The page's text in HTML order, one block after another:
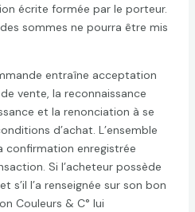
écrite formée par le porteur.
sommes ne pourra être mis
entraîne acceptation
vente, la reconnaissance
et la renonciation à se
d’achat. L’ensemble
confirmation enregistrée
Si l’acheteur possède
s’il l’a renseignée sur son bon
Couleurs & C° lui